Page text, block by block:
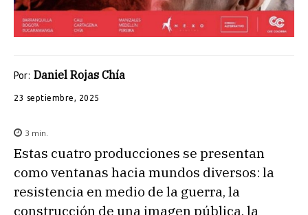
Por: Daniel Rojas Chía
23 septiembre, 2025
3 min.
Estas cuatro producciones se presentan
como ventanas hacia mundos diversos: la
resistencia en medio de la guerra, la
construcción de una imagen pública, la